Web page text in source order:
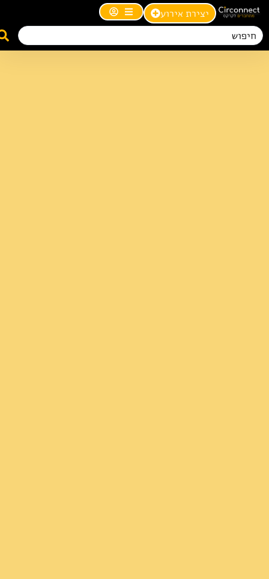
יצירת אירוע